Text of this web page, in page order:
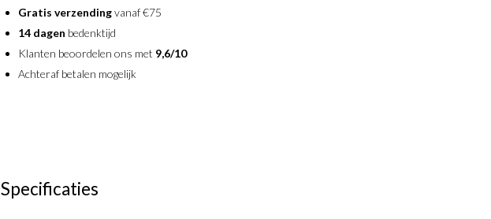
Gratis verzendingvanaf €75
14 dagen bedenktijd
Klanten beoordelen ons met 9,6/10
Achteraf betalen mogelijk
Specificaties